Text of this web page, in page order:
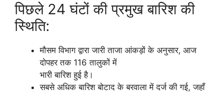
पिछले 24 घंटों की प्रमुख बारिश की
स्थिति:
मौसम विभाग द्वारा जारी ताजा आंकड़ों के अनुसार, आज
दोपहर तक 116 तालुकों में
भारी बारिश हुई है।
सबसे अधिक बारिश बोटाद के बरवाला में दर्ज की गई, जहाँ